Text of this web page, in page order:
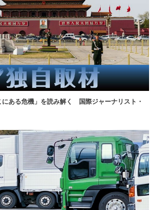
にある危機」を読み解く 国際ジャーナリスト・